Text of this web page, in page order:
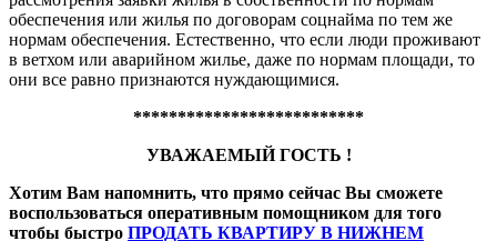
обеспечения или жилья по договорам соцнайма по тем же
нормам обеспечения. Естественно, что если люди проживают
в ветхом или аварийном жилье, даже по нормам площади, то
они все равно признаются нуждающимися.
**************************
УВАЖАЕМЫЙ ГОСТЬ !
Хотим Вам напомнить, что прямо сейчас Вы сможете
воспользоваться оперативным помощником для того
чтобы быстро ПРОДАТЬ КВАРТИРУ В НИЖНЕМ